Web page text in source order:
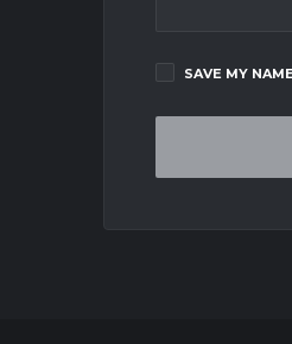
SAVE MY